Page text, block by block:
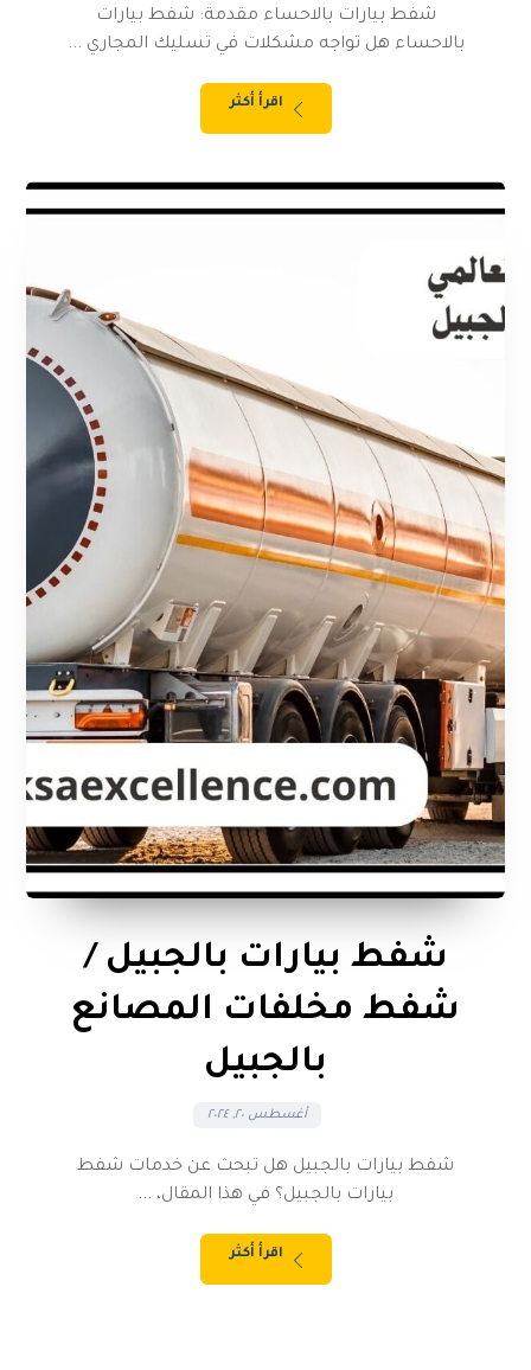
شفط بيارات بالاحساء مقدمة: شفط بيارات
بالاحساء هل تواجه مشكلات في تسليك المجاري ...
اقرأ أكثر
شفط بيارات بالجبيل /
شفط مخلفات المصانع
بالجبيل
أغسطس ٢٠, ٢٠٢٤
شفط بيارات بالجبيل هل تبحث عن خدمات شفط
بيارات بالجبيل؟ في هذا المقال، ...
اقرأ أكثر